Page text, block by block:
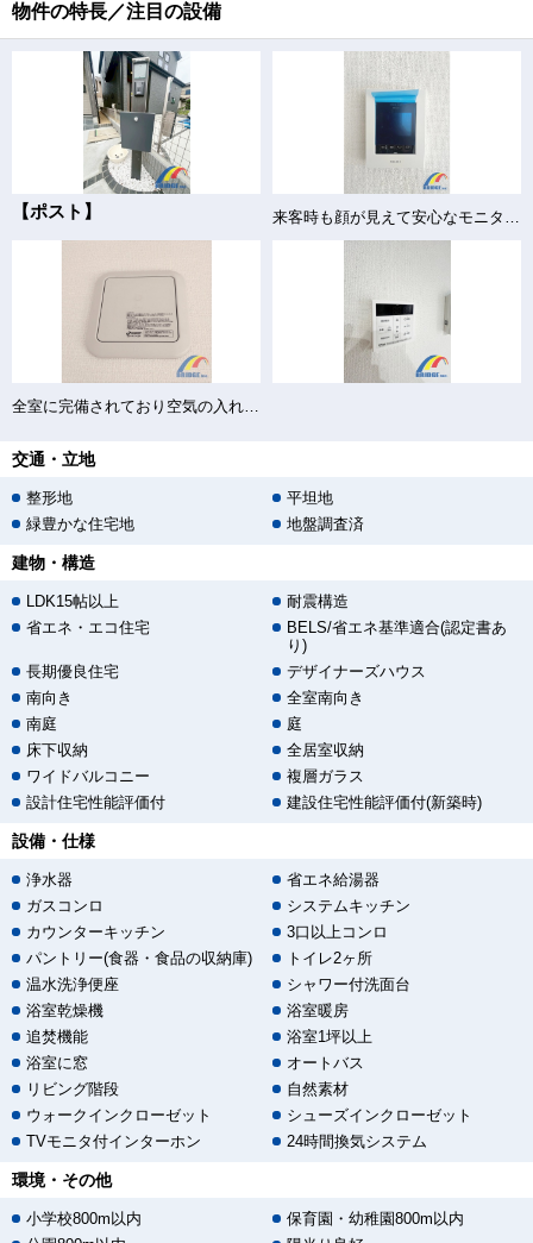
物件の特長／注目の設備
【ポスト】 来客時も顔が見えて安心なモニター付きインターホン
全室に完備されており空気の入れ替えもバッチリ♪
交通・立地
整形地
平坦地
緑豊かな住宅地
地盤調査済
建物・構造
LDK15帖以上
耐震構造
省エネ・エコ住宅
BELS/省エネ基準適合(認定書あ
り)
長期優良住宅
デザイナーズハウス
南向き
全室南向き
南庭
庭
床下収納
全居室収納
ワイドバルコニー
複層ガラス
設計住宅性能評価付
建設住宅性能評価付(新築時)
設備・仕様
浄水器
省エネ給湯器
ガスコンロ
システムキッチン
カウンターキッチン
3口以上コンロ
パントリー(食器・食品の収納庫)
トイレ2ヶ所
温水洗浄便座
シャワー付洗面台
浴室乾燥機
浴室暖房
追焚機能
浴室1坪以上
浴室に窓
オートバス
リビング階段
自然素材
ウォークインクローゼット
シューズインクローゼット
TVモニタ付インターホン
24時間換気システム
環境・その他
小学校800m以内
保育園・幼稚園800m以内